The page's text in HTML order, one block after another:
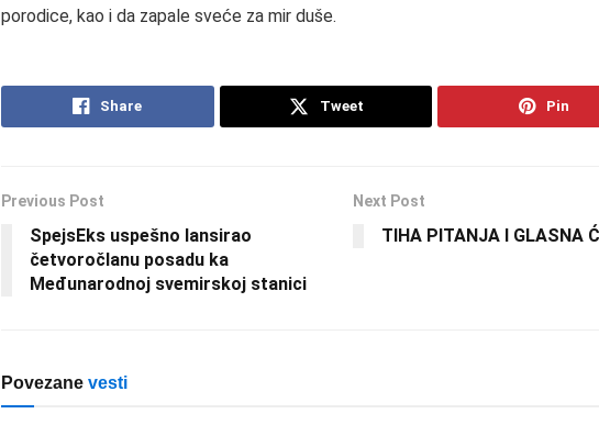
porodice, kao i da zapale sveće za mir duše.
Share Tweet Pin
Previous Post
SpejsEks uspešno lansirao
četvoročlanu posadu ka
Međunarodnoj svemirskoj stanici
Next Post
TIHA PITANJA I GLASNA
Povezane vesti